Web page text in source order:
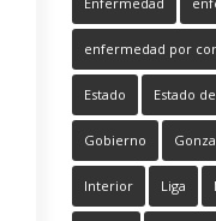
enfermedad por
Estado Estado
Gobierno
Interior Liga